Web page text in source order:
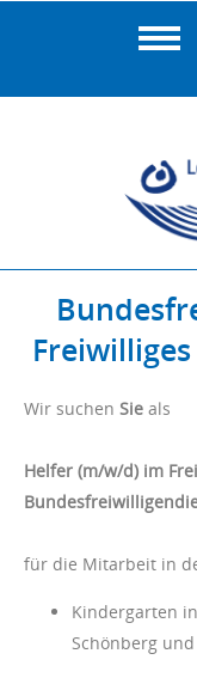
Wir suchen Sie als
Helfer (m/w/d) im
für die Mitarbeit in
Kindergarten
Schönberg